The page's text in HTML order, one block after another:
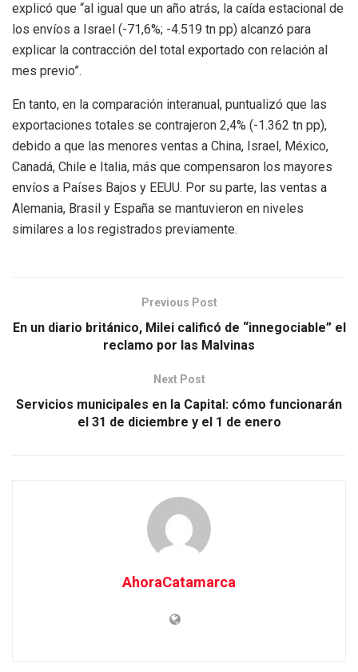
explicó que “al igual que un año atrás, la caída estacional de
los envíos a Israel (-71,6%; -4.519 tn pp) alcanzó para
explicar la contracción del total exportado con relación al
mes previo”.
En tanto, en la comparación interanual, puntualizó que las
exportaciones totales se contrajeron 2,4% (-1.362 tn pp),
debido a que las menores ventas a China, Israel, México,
Canadá, Chile e Italia, más que compensaron los mayores
envíos a Países Bajos y EEUU. Por su parte, las ventas a
Alemania, Brasil y España se mantuvieron en niveles
similares a los registrados previamente.
Previous Post
En un diario británico, Milei calificó de “innegociable” el
reclamo por las Malvinas
Next Post
Servicios municipales en la Capital: cómo funcionarán
el 31 de diciembre y el 1 de enero
AhoraCatamarca